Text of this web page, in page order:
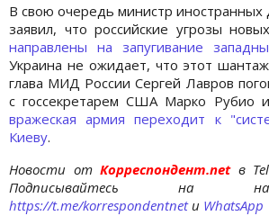
В свою очередь министр иностранных
заявил, что российские угрозы
направлены на запугивание
Украина не ожидает, что этот
глава МИД России Сергей Лавров
с госсекретарем США Марко Рубио
вражеская армия переходит к
Киеву.
Новости отКорреспондент.net в
Подписывайтесь на
https://t.me/korrespondentnetи WhatsApp